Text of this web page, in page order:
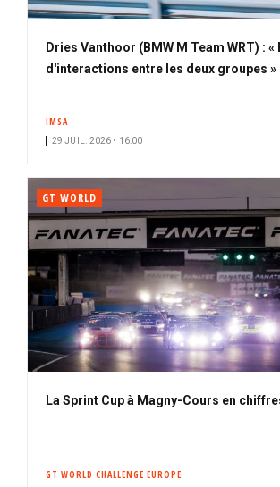
Dries Vanthoor (BMW M Team WRT) : «
d'interactions entre les deux groupes »
IMSA
29 JUIL. 2026 • 16:00
GT WORLD
La Sprint Cup à Magny-Cours en
GT WORLD CHALLENGE EUROPE